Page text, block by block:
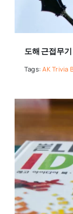
도해 근접무기
Tags:AK Trivia